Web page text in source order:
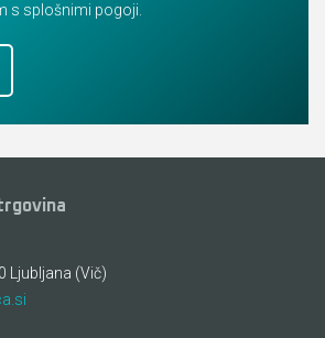
s splošnimi pogoji.
Ljubljana (Vič)